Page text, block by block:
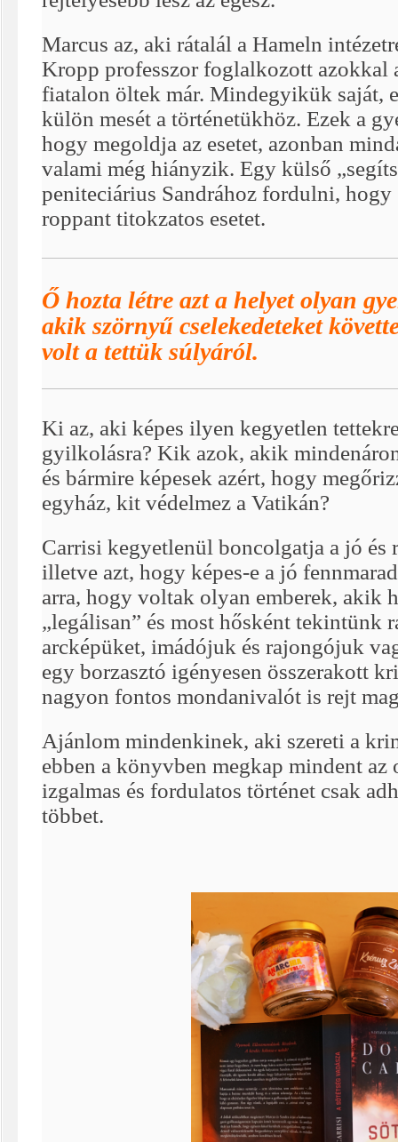
Marcus az, aki rátalál a Hameln
Kropp professzor foglalkozott azokkal
fiatalon öltek már. Mindegyikük saját,
külön mesét a történetükhöz. Ezek a
hogy megoldja az esetet, azonban
valami még hiányzik. Egy külső
peniteciárius Sandrához fordulni, hogy
roppant titokzatos esetet.
Ő hozta létre azt a helyet olyan
akik szörnyű cselekedeteket
volt a tettük súlyáról.
Ki az, aki képes ilyen kegyetlen
gyilkolásra? Kik azok, akik
és bármire képesek azért, hogy
egyház, kit védelmez a Vatikán?
Carrisi kegyetlenül boncolgatja a jó és
illetve azt, hogy képes-e a jó
arra, hogy voltak olyan emberek, akik
„legálisan” és most hősként tekintünk
arcképüket, imádójuk és rajongójuk
egy borzasztó igényesen összerakott
nagyon fontos mondanivalót is rejt
Ajánlom mindenkinek, aki szereti a
ebben a könyvben megkap mindent az
izgalmas és fordulatos történet csak
többet.